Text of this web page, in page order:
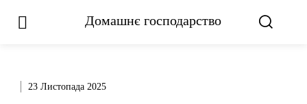
Домашнє господарство
23 Листопада 2025